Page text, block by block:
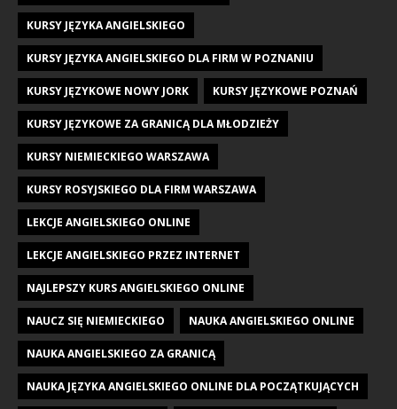
KURSY JĘZYKA ANGIELSKIEGO
KURSY JĘZYKA ANGIELSKIEGO DLA FIRM W POZNANIU
KURSY JĘZYKOWE NOWY JORK KURSY JĘZYKOWE POZNAŃ
KURSY JĘZYKOWE ZA GRANICĄ DLA MŁODZIEŻY
KURSY NIEMIECKIEGO WARSZAWA
KURSY ROSYJSKIEGO DLA FIRM WARSZAWA
LEKCJE ANGIELSKIEGO ONLINE
LEKCJE ANGIELSKIEGO PRZEZ INTERNET
NAJLEPSZY KURS ANGIELSKIEGO ONLINE
NAUCZ SIĘ NIEMIECKIEGO NAUKA ANGIELSKIEGO ONLINE
NAUKA ANGIELSKIEGO ZA GRANICĄ
NAUKA JĘZYKA ANGIELSKIEGO ONLINE DLA POCZĄTKUJĄCYCH